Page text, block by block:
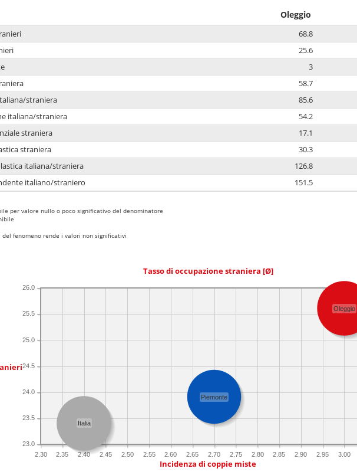
Oleggio
68.8
25.6
3
58.7
straniera
85.6
italiana/straniera
54.2
straniera
17.1
straniera
30.3
italiana/straniera
126.8
italiano/straniero
151.5
per valore nullo o poco significativo del denominatore
del fenomeno rende i valori non significativi
Tasso di occupazione straniera [Ø]
2.30 2.35 2.40 2.45 2.50 2.55 2.60 2.65 2.70 2.75 2.80 2.85 2.90 2.95 3.00
23.0
23.5
24.0
24.5
25.0
25.5
26.0
Italia
Oleggio
Piemonte
Incidenza di coppie miste